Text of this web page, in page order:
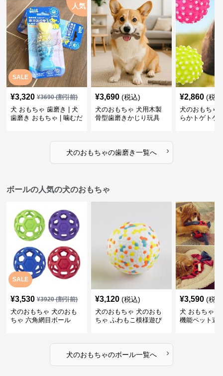
SALE
人気
¥3,320 ¥3690(割引前)
犬 おもちゃ 歯磨き | 犬
歯磨き おもちゃ | 噛むだ
¥3,690 (税込)
犬のおもちゃ 犬用木製
骨型歯磨きかじり玩具
¥2,860 (税
犬のおもちゃ
らかトゲトゲ
犬のおもちゃの歯磨き一覧へ ›
ボールの人気の犬のおもちゃ
SALE
¥3,530 ¥3920(割引前)
犬のおもちゃ 犬のおも
ちゃ 六角網目ボール
¥3,120 (税込)
犬のおもちゃ 犬のおも
ちゃ ふわもこ模様遊び
¥3,590 (税
犬 おもちゃ
機能ペット遊
犬のおもちゃのボール一覧へ ›